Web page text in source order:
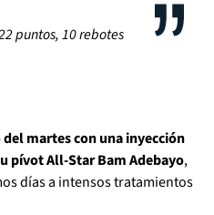
puntos, 10 rebotes
martes con una inyección
pívot All-Star Bam Adebayo,
días a intensos tratamientos